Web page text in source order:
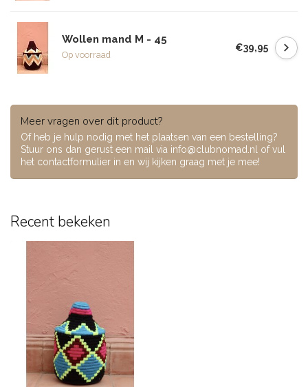
Wollen mand M - 45
Op voorraad
€39,95
Meer vragen over dit product?
Of heb je hulp nodig met het plaatsen van een bestelling?
Stuur ons dan gerust een mail via info@clubnomad.nl of vul
het contactformulier in en wij kijken graag met je mee!
Recent bekeken